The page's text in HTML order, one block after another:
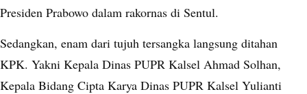
Presiden Prabowo dalam rakornas di Sentul.
Sedangkan, enam dari tujuh tersangka langsung ditahan
KPK. Yakni Kepala Dinas PUPR Kalsel Ahmad Solhan,
Kepala Bidang Cipta Karya Dinas PUPR Kalsel Yulianti